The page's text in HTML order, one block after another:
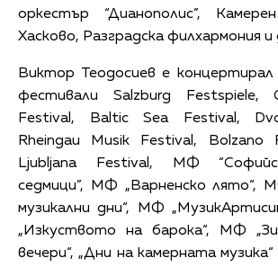
оркестър “Дианополис”,
Хасково, Разградска филхармония и
Виктор Теодосиев е
фестивали Salzburg Festspiele,
Festival, Baltic Sea Festival,
Rheingau Musik Festival, Bolzano
Ljubljana Festival, МФ
седмици”, МФ „Варненско лято“,
музикални дни“, МФ
„Изкуството на барока“, МФ
вечери“, „Дни на камерната